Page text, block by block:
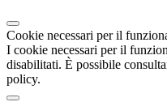
Cookie necessari per il
I cookie necessari per il
disabilitati. È possibile
policy.